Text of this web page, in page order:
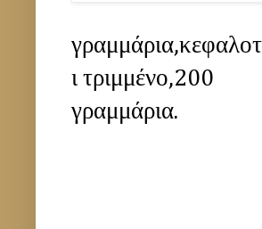
ι τριμμένο,200
γραμμάρια.